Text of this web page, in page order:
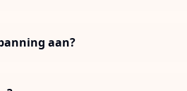
aan?